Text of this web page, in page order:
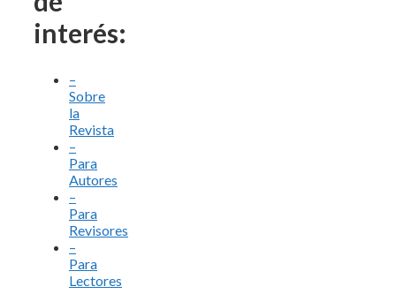
interés:
–
Sobre
la
Revista
–
Para
Autores
–
Para
Revisores
–
Para
Lectores